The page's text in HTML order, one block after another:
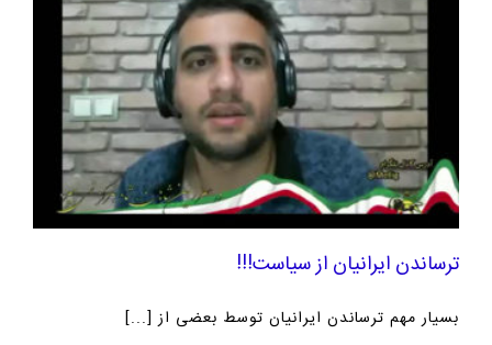
ترساندن ایرانیان از سیاست!!!
بسیار مهم ترساندن ایرانیان توسط بعضی از [...]